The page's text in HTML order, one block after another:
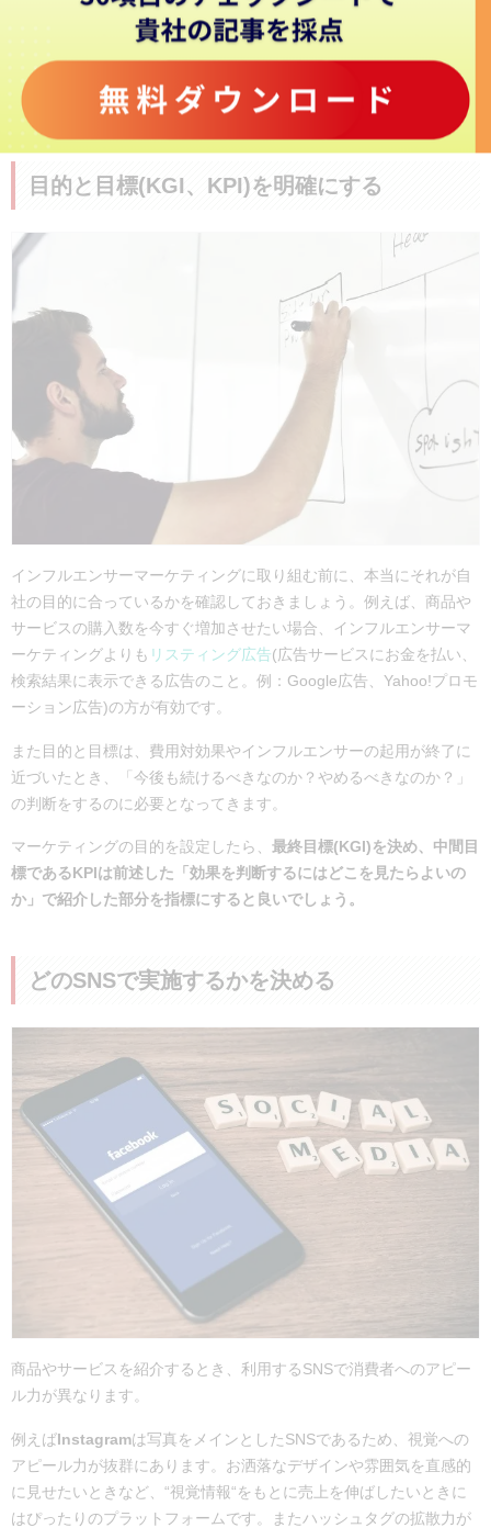
といった6つのポイントを意識する必要があります。次項から、それ
ぞれ詳しく見ていきましょう。
関連記事>>
「事例付き！インフルエンサーマーケティングの成功要
素を徹底考察！」
目的と目標(KGI、KPI)を明確にする
インフルエンサーマーケティングに取り組む前に、本当にそれが自
社の目的に合っているかを確認しておきましょう。例えば、商品や
サービスの購入数を今すぐ増加させたい場合、インフルエンサーマ
ーケティングよりも リスティング広告(広告サービスにお金を払い、
検索結果に表示できる広告のこと。例：Google広告、Yahoo!プロモ
ーション広告)の方が有効です。
また目的と目標は、費用対効果やインフルエンサーの起用が終了に
近づいたとき、「今後も続けるべきなのか？やめるべきなのか？」
の判断をするのに必要となってきます。
マーケティングの目的を設定したら、 最終目標(KGI)を決め、中間目
標であるKPIは前述した「効果を判断するにはどこを見たらよいの
か」で紹介した部分を指標にすると良いでしょう。
どのSNSで実施するかを決める
商品やサービスを紹介するとき、利用するSNSで消費者へのアピー
ル力が異なります。
例えばInstagramは写真をメインとしたSNSであるため、視覚への
アピール力が抜群にあります。お洒落なデザインや雰囲気を直感的
に見せたいときなど、“視覚情報“をもとに売上を伸ばしたいときに
はぴったりのプラットフォームです。またハッシュタグの拡散力が